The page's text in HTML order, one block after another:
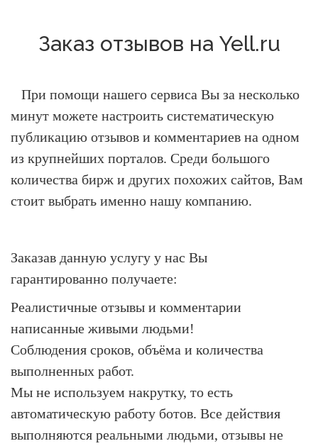
Заказ отзывов на Yell.ru
При помощи нашего сервиса Вы за несколько
минут можете настроить систематическую
публикацию отзывов и комментариев на одном
из крупнейших порталов. Среди большого
количества бирж и других похожих сайтов, Вам
стоит выбрать именно нашу компанию.
Заказав данную услугу у нас Вы
гарантированно получаете:
Реалистичные отзывы и комментарии
написанные живыми людьми!
Соблюдения сроков, объёма и количества
выполненных работ.
Мы не используем накрутку, то есть
автоматическую работу ботов. Все действия
выполняются реальными людьми, отзывы не